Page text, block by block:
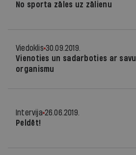
No sporta zāles uz zālienu
Viedoklis 30.09.2019.
Vienoties un sadarboties ar savu
organismu
Intervija 26.06.2019.
Peldēt!